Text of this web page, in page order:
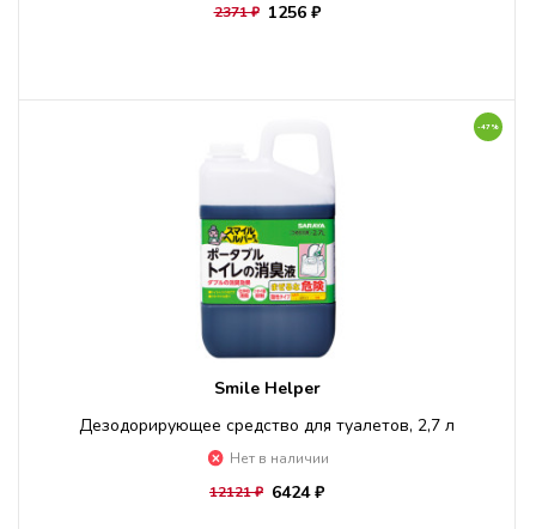
2371 ₽ 1256 ₽
-47%
Smile Helper
Дезодорирующее средство для туалетов, 2,7 л
Нет в наличии
12121 ₽ 6424 ₽